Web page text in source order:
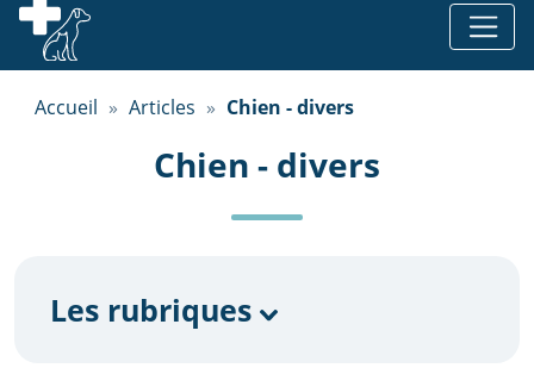
Accueil » Articles » Chien - divers
Chien - divers
Les rubriques